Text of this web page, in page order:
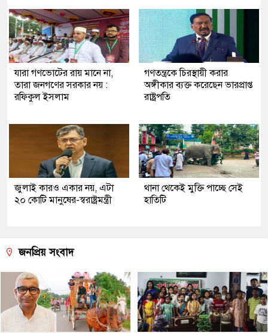
যারা গণভোটের রায় মানে না,
তারা জনগণের সরকার নয় :
রফিকুল ইসলাম
গণতন্ত্রকে চিরস্থায়ী করার
অঙ্গীকার ব্যক্ত করেছেন ভারপ্রাপ্ত
রাষ্ট্রপতি
জুলাই কারও একার নয়, এটা
২০ কোটি মানুষের-স্বরাষ্ট্রমন্ত্রী
থানা থেকেই মুক্তি পাচ্ছে সেই
হাতিটি
জনপ্রিয় সংবাদ